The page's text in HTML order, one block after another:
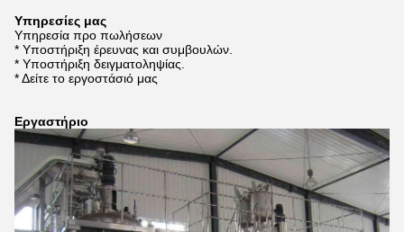
Υπηρεσίες μας
Υπηρεσία προ πωλήσεων
* Υποστήριξη έρευνας και συμβουλών.
* Υποστήριξη δειγματοληψίας.
* Δείτε το εργοστάσιό μας
Εργαστήριο